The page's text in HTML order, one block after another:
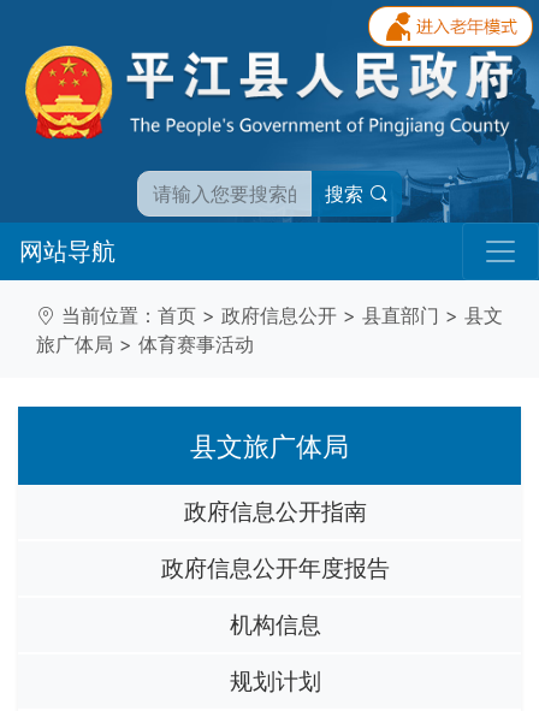
搜索
网站导航
当前位置： 首页 > 政府信息公开 > 县直部门 > 县文
旅广体局 > 体育赛事活动
县文旅广体局
政府信息公开指南
政府信息公开年度报告
机构信息
规划计划